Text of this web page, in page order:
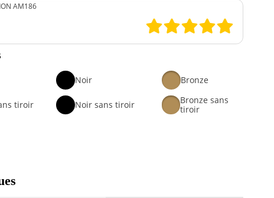
AM186
Noir Bronze
tiroir Noir sans tiroir
Bronze sans
tiroir